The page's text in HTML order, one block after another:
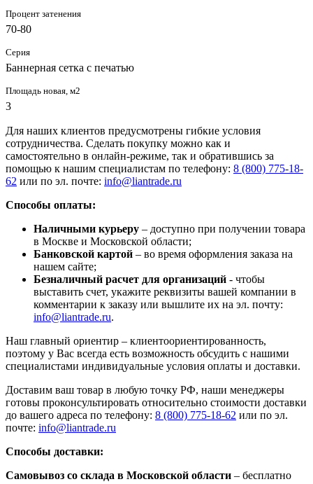
Процент затенения
70-80
Серия
Баннерная сетка с печатью
Площадь новая, м2
3
Для наших клиентов предусмотрены гибкие условия
сотрудничества. Сделать покупку можно как и
самостоятельно в онлайн-режиме, так и обратившись за
помощью к нашим специалистам по телефону: 8 (800) 775-18-
62 или по эл. почте: info@liantrade.ru
Способы оплаты:
Наличными курьеру – доступно при получении товара
в Москве и Московской области;
Банковской картой – во время оформления заказа на
нашем сайте;
Безналичный расчет для организаций - чтобы
выставить счет, укажите реквизиты вашей компании в
комментарии к заказу или вышлите их на эл. почту:
info@liantrade.ru.
Наш главный ориентир – клиентоориентированность,
поэтому у Вас всегда есть возможность обсудить с нашими
специалистами индивидуальные условия оплаты и доставки.
Доставим ваш товар в любую точку РФ, наши менеджеры
готовы проконсультировать относительно стоимости доставки
до вашего адреса по телефону: 8 (800) 775-18-62 или по эл.
почте: info@liantrade.ru
Способы доставки:
Самовывоз со склада в Московской области – бесплатно